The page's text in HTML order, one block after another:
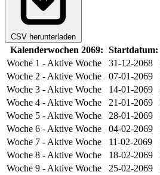
CSV herunterladen
Kalenderwochen 2069: Startdatum:
Woche 1 - Aktive Woche 31-12-2068
Woche 2 - Aktive Woche 07-01-2069
Woche 3 - Aktive Woche 14-01-2069
Woche 4 - Aktive Woche 21-01-2069
Woche 5 - Aktive Woche 28-01-2069
Woche 6 - Aktive Woche 04-02-2069
Woche 7 - Aktive Woche 11-02-2069
Woche 8 - Aktive Woche 18-02-2069
Woche 9 - Aktive Woche 25-02-2069